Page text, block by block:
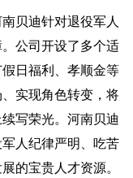
贝迪针对退役军人
公司开设了多个适
日福利、孝顺金等
实现角色转变，将
写荣光。河南贝迪
人纪律严明、吃苦
的宝贵人才资源。